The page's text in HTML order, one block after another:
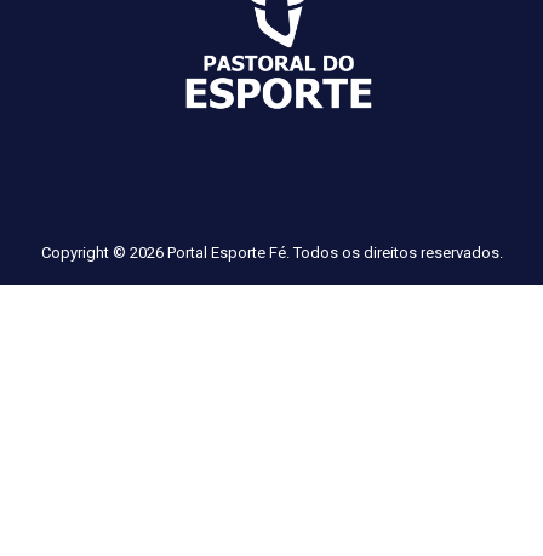
Copyright © 2026 Portal Esporte Fé. Todos os direitos reservados.